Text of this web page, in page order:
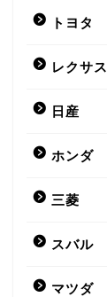
トヨタ
レクサス
日産
ホンダ
三菱
スバル
マツダ